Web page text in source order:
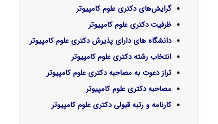
گرایش‌های دکتری علوم کامپیوتر
ظرفیت دکتری علوم کامپیوتر
دانشگاه های دارای پذیرش دکتری علوم کامپیوتر
انتخاب رشته دکتری علوم کامپیوتر
تراز دعوت به مصاحبه دکتری علوم کامپیوتر
مصاحبه دکتری علوم کامپیوتر
کارنامه و رتبه قبولی دکتری علوم کامپیوتر